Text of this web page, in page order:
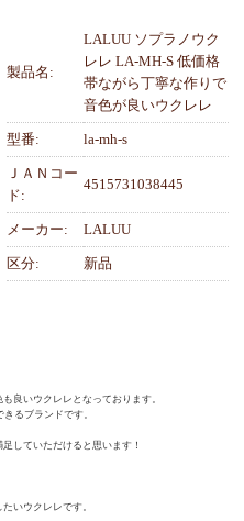
製品名:
LALUU ソプラノウク
レレ LA-MH-S 低価格
帯ながら丁寧な作りで
音色が良いウクレレ
型番: la-mh-s
ＪＡＮコー
ド:
4515731038445
メーカー: LALUU
区分: 新品
良いウクレレとなっております。
るブランドです。
していただけると思います！
いウクレレです。